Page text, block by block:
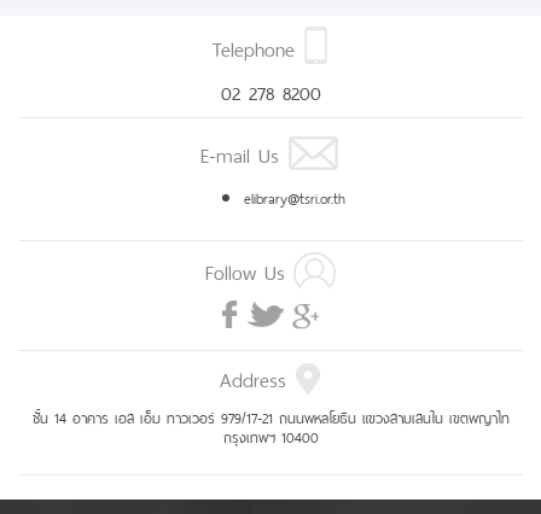
Telephone
02 278 8200
E-mail Us
elibrary@tsri.or.th
Follow Us
Address
ชั้น 14 อาคาร เอส เอ็ม ทาวเวอร์ 979/17-21 ถนนพหลโยธิน แขวงสามเสนใน เขตพญาไท
กรุงเทพฯ 10400